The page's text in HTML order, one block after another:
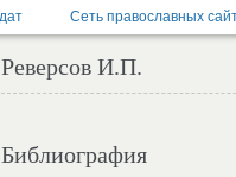
Реверсов И.П.
Библиография